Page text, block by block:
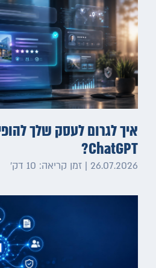
איך לגרום לעסק שלך
ChatGPT?
26.07.2026 | זמן קריאה: 10 דק׳